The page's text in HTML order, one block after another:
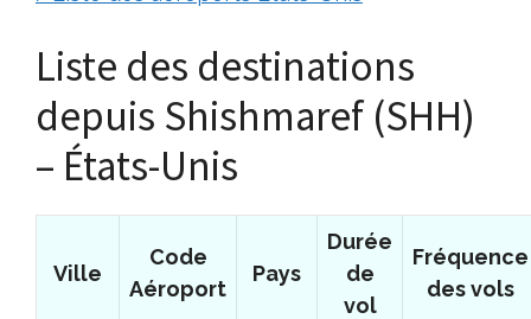
Liste des destinations
depuis Shishmaref (SHH)
– États-Unis
Ville
Code
Aéroport
Pays
Durée
de
vol
Fréquence
des vols